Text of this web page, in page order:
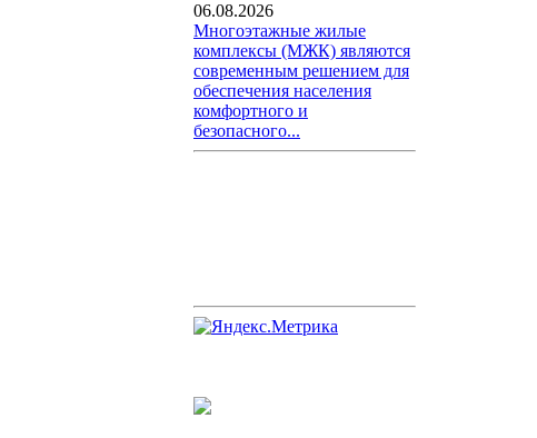
06.08.2026
Многоэтажные жилые
комплексы (МЖК) являются
современным решением для
обеспечения населения
комфортного и
безопасного...